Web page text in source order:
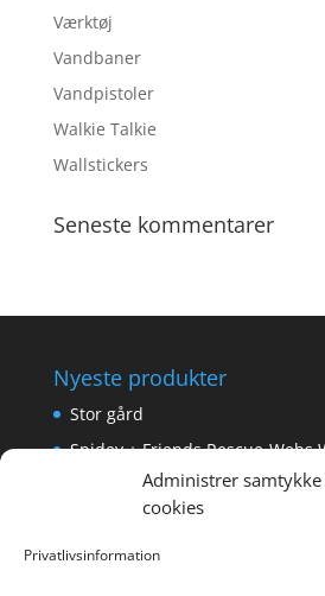
Administrer
cookies
Privatlivsinformation
Værktøj
Vandbaner
Vandpistoler
Walkie Talkie
Wallstickers
Seneste kommentarer
Nyeste produkter
Stor gård
Spidey + Friends Rescue-Webs
Forlængerkabel til håndkontrol
Pokemon Skoletaske med 4 Dele
Hyggeligt fehjem med gyldent